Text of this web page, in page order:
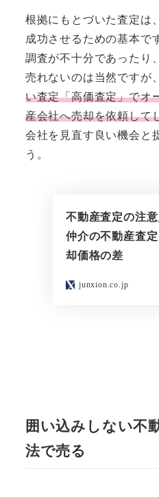
根拠にもとづいた査定は
成功させるための基本で
調査が不十分であったり
売れないのは当然ですが
い査定「高価査定」でオ
産会社へ売却を依頼して
会社を見直す良い機会と
う。
不動産査定の注意
仲介の不動産査
却価格の差
junxion.co.jp
囲い込みしない不
法で売る